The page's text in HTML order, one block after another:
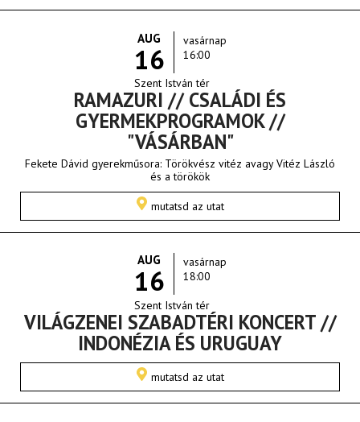
AUG
16
vasárnap
16:00
Szent István tér
RAMAZURI // CSALÁDI ÉS
GYERMEKPROGRAMOK //
"VÁSÁRBAN"
Fekete Dávid gyerekműsora: Törökvész vitéz avagy Vitéz László
és a törökök
mutatsd az utat
AUG
16
vasárnap
18:00
Szent István tér
VILÁGZENEI SZABADTÉRI KONCERT //
INDONÉZIA ÉS URUGUAY
mutatsd az utat